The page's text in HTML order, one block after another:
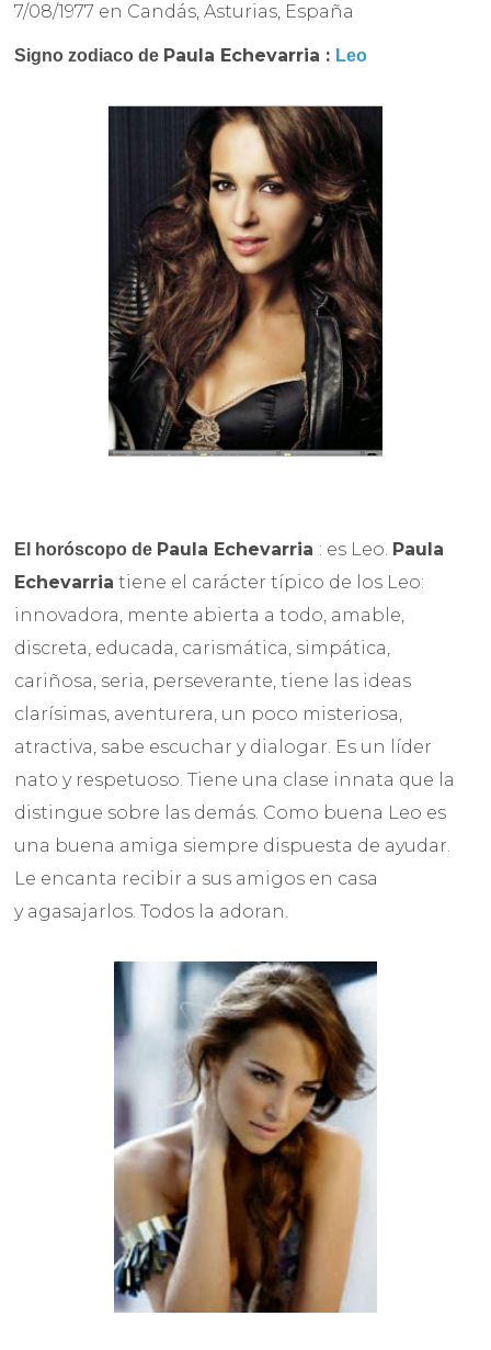
7/08/1977 en Candás, Asturias, España
Signo zodiaco de Paula Echevarria : Leo
El horóscopo de Paula Echevarria : es Leo. Paula
Echevarria tiene el carácter típico de los Leo:
innovadora, mente abierta a todo, amable,
discreta, educada, carismática, simpática,
cariñosa, seria, perseverante, tiene las ideas
clarísimas, aventurera, un poco misteriosa,
atractiva, sabe escuchar y dialogar. Es un líder
nato y respetuoso. Tiene una clase innata que la
distingue sobre las demás. Como buena Leo es
una buena amiga siempre dispuesta de ayudar.
Le encanta recibir a sus amigos en casa
y agasajarlos. Todos la adoran.